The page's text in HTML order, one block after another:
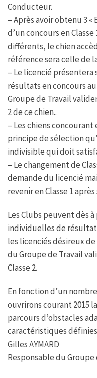
Conducteur.
– Après avoir obtenu 3
d’un concours en
différents, le chien
référence sera celle de
– Le licencié
résultats en concours
Groupe de Travail
2 de ce chien..
– Les chiens
principe de sélection
indivisible qui doit
– Le changement de
demande du licencié
revenir en Classe 1
Les Clubs peuvent dès
individuelles de
les licenciés désireux de
du Groupe de Travail
Classe 2.
En fonction d’un
ouvrirons courant 2015
parcours d’obstacles
caractéristiques
Gilles AYMARD
Responsable du Groupe